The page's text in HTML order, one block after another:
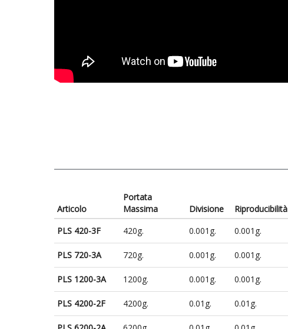
Articolo
Portata
Massima
Divisione Riproducibilità
PLS 420-3F
420g. 0.001g. 0.001g.
PLS 720-3A 720g. 0.001g. 0.001g.
PLS 1200-3A 1200g. 0.001g. 0.001g.
PLS 4200-2F 4200g. 0.01g. 0.01g.